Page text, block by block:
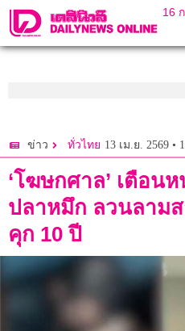
16
ข่าว ทั่วไทย 13 เม.ย. 2569 •
‘โฆษกศาล’ เตือน
ปลาหมึก ลวนลามส
คุก 10 ปี